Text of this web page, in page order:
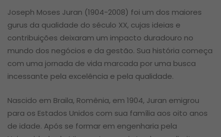
Joseph Moses Juran (1904-2008) foi um dos maiores
gurus da qualidade do século XX, cujas ideias e
contribuições deixaram um impacto duradouro no
mundo dos negócios e da gestão. Sua história começa
com uma jornada de vida marcada por uma busca
incessante pela excelência e pela qualidade.
Nascido em Braila, Romênia, em 1904, Juran emigrou
para os Estados Unidos com sua família aos oito anos
de idade. Após se formar em engenharia pela